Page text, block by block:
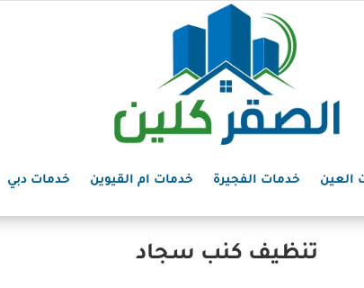
العين خدمات الفجيرة خدمات ام القيوين خدمات دبي
تنظيف كنب سجاد